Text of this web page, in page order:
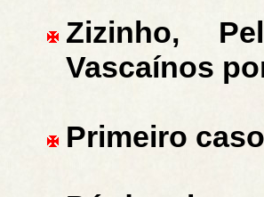
Zizinho,
Vascaínos
Primeiro